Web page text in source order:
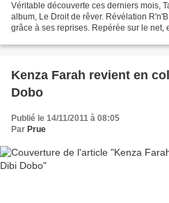
Véritable découverte ces derniers mois,
album, Le Droit de rêver. Révélation
grâce à ses reprises. Repérée sur le net,
Kenza Farah revient en
Dobo
Publié le 14/11/2011 à 08:05
Par Prue